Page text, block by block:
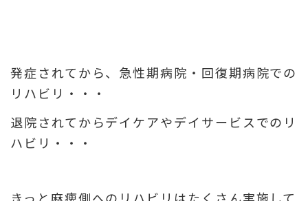
発症されてから、急性期病院・回復期病院での
リハビリ・・・
退院されてからデイケアやデイサービスでのリ
ハビリ・・・
きっと麻痺側へのリハビリはたくさん実施して